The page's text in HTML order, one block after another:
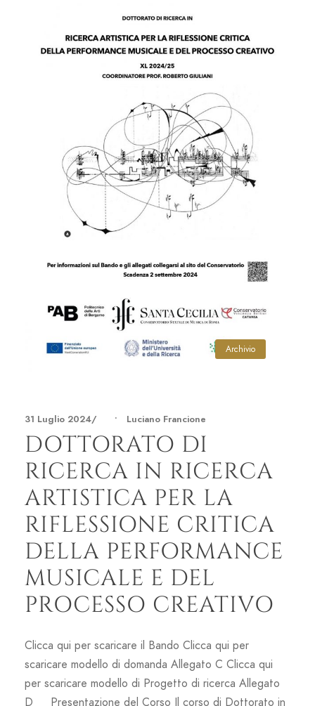
Archivio
31 Luglio 2024 • Luciano Francione
DOTTORATO DI
RICERCA IN RICERCA
ARTISTICA PER LA
RIFLESSIONE CRITICA
DELLA PERFORMANCE
MUSICALE E DEL
PROCESSO CREATIVO
Clicca qui per scaricare il Bando Clicca qui per
scaricare modello di domanda Allegato C Clicca qui
per scaricare modello di Progetto di ricerca Allegato
D Presentazione del Corso Il corso di Dottorato in